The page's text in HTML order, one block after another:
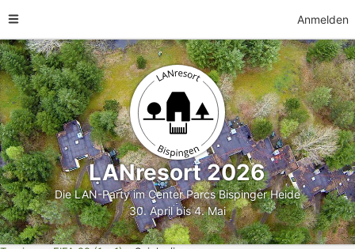
Anmelden
LANresort 2026
Die LAN-Party im Center Parcs Bispinger Heide
30. April bis 4. Mai